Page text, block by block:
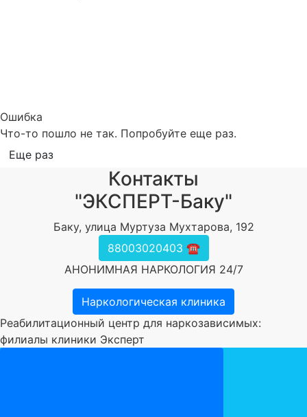
Ошибка
Что-то пошло не так. Попробуйте еще раз.
Еще раз
Контакты
"ЭКСПЕРТ-Баку"
Баку, улица Муртуза Мухтарова, 192
88003020403 ☎️
АНОНИМНАЯ НАРКОЛОГИЯ 24/7
Наркологическая клиника
Реабилитационный центр для наркозависимых:
филиалы клиники Эксперт